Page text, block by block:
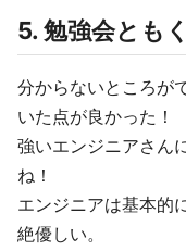
5. 勉強会とも
分からないところが
いた点が良かった！
強いエンジニアさん
ね！
エンジニアは基本的
絶優しい。